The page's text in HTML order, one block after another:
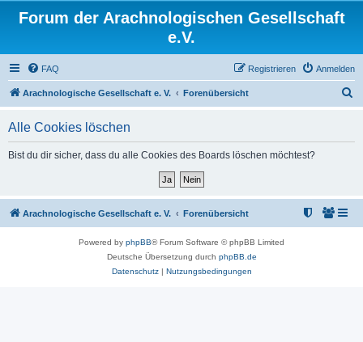
Forum der Arachnologischen Gesellschaft
e.V.
FAQ Anmelden
Registrieren
Arachnologische Gesellschaft e. V. Forenübersicht
Alle Cookies löschen
Bist du dir sicher, dass du alle Cookies des Boards löschen möchtest?
Arachnologische Gesellschaft e. V. Forenübersicht
Powered by phpBB® Forum Software © phpBB Limited
Deutsche Übersetzung durch phpBB.de
Datenschutz| Nutzungsbedingungen